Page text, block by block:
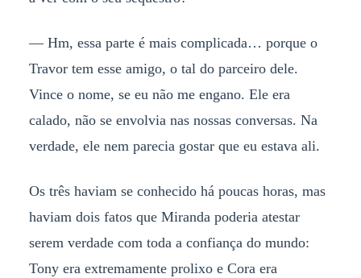
— Hm, essa parte é mais complicada… porque o
Travor tem esse amigo, o tal do parceiro dele.
Vince o nome, se eu não me engano. Ele era
calado, não se envolvia nas nossas conversas. Na
verdade, ele nem parecia gostar que eu estava ali.
Os três haviam se conhecido há poucas horas, mas
haviam dois fatos que Miranda poderia atestar
serem verdade com toda a confiança do mundo:
Tony era extremamente prolixo e Cora era